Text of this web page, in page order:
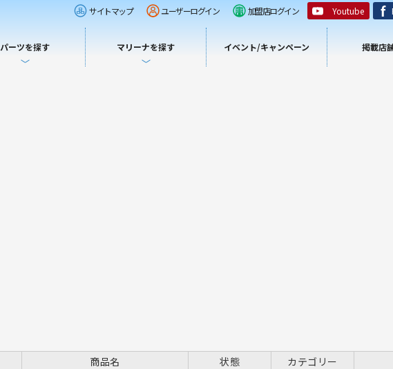
サイトマップ ユーザーログイン 加盟店ログイン Youtube
パーツを探す マリーナを探す イベント/キャンペーン 掲載店
商品名 状態 カテゴリー